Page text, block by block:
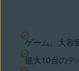
ゲーム、大容
最大10台のデ